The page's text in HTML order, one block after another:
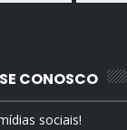
CONOSCO
sociais!